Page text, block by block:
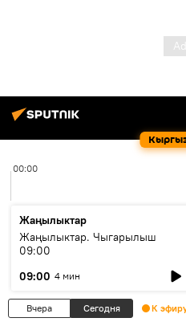
00:00
Жаңылыктар
Жаңылыктар. Чыгарылыш
09:00
09:00 4 мин
Вчера Сегодня К